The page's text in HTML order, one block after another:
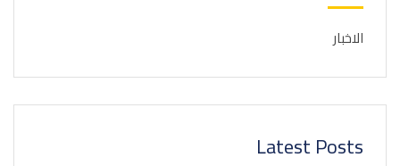
الاخبار
Latest Posts